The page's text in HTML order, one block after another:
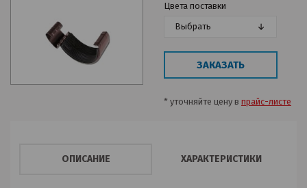
Цвета поставки
Выбрать
ЗАКАЗАТЬ
* уточняйте цену в прайс-листе
ОПИСАНИЕ ХАРАКТЕРИСТИКИ